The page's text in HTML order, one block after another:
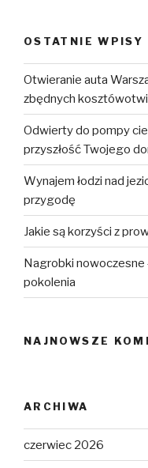
OSTATNIE WPISY
Otwieranie auta
zbędnych
Odwierty do pompy
przyszłość Twojego
Wynajem łodzi nad
przygodę
Jakie są korzyści z
Nagrobki nowoczesne
pokolenia
NAJNOWSZE
ARCHIWA
czerwiec 2026